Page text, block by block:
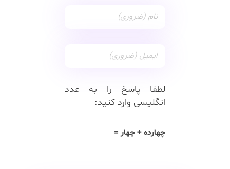
لطفا پاسخ را به عدد
انگلیسی وارد کنید:
چهارده + چهار =